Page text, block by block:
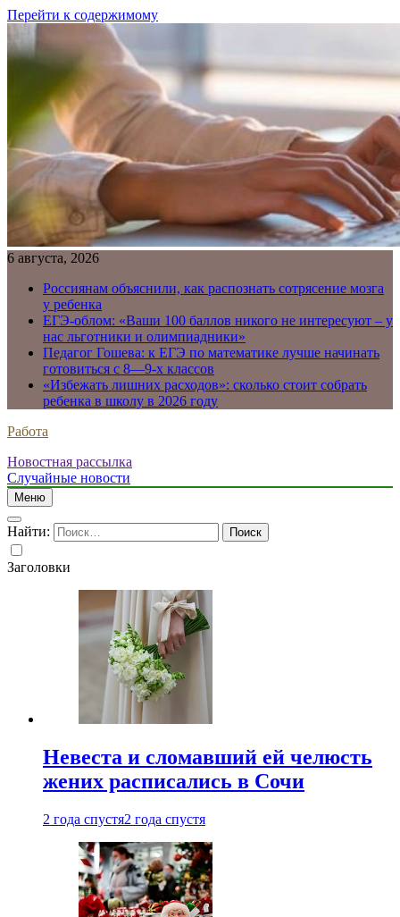
Перейти к содержимому
6 августа, 2026
Россиянам объяснили, как распознать сотрясение мозга
у ребенка
ЕГЭ-облом: «Ваши 100 баллов никого не интересуют – у
нас льготники и олимпиадники»
Педагог Гошева: к ЕГЭ по математике лучше начинать
готовиться с 8—9-х классов
«Избежать лишних расходов»: сколько стоит собрать
ребенка в школу в 2026 году
Работа
Новостная рассылка
Случайные новости
Меню
Найти:
Заголовки
Невеста и сломавший ей челюсть
жених расписались в Сочи
2 года спустя2 года спустя